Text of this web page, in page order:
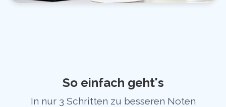
So einfach geht's
In nur 3 Schritten zu besseren Noten